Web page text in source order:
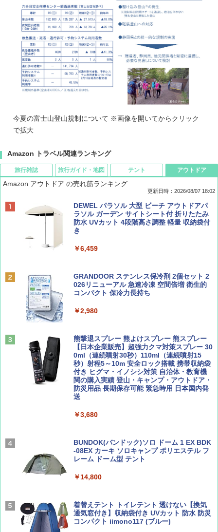
今夏の富士山登山規制について ※画像を開いてからクリック
で拡大
Amazon トラベル関連ランキング
旅行雑誌
ディズニーファン ２０２６年 ９月号 [雑
誌] (ＤＩＳＮＥＹ ＦＡＮ)
￥713
SOTO ミニマル"旅"財布 ランダム2種】
￥1,500
￥1,540
Coyote No.89 特集 星野道夫 夢見る旅
AIRLINE（エアライン）2026年9月号【特
集】ボーイング110周年を祝して！
￥1,760
旅行ガイド・地図
僕が見た未来【完全版】
￥0
力的な町 2026～2027 地球の歩き方D アジア
￥2,079
球の歩き方A ヨーロッパ
￥2,479
地球の歩き方 スター・ウォーズ
A26 地球の歩き方 チェコ ポーランド スロヴ
ァキア 2026～2027 地球の歩き方A ヨーロッ
テント
[キャンパーズコレクション 山善] ポップアッ
プテント 傘みたいに広げて畳める パッとサ
ッとサンシェード キューブ フルクローズ メ
ッシュ 簡単設置 ワンタッチテント キャンプ
PYKES PEAK (パイクスピーク) 着替えテン
ト プライバシー テント 【中が透けない】 1
ーチ ピクニック ポップアップテント 携帯 簡
￥4,980
ENDLESS BASE 《めざましテレビで紹介》
テント ワンタッチ RENEW 幅200 2-3人用 43
500002(88859)
￥5,999
ーティング フルクローズ メッシュ 3-4人用
簡単設置 ポップアップテント エクルベージ
ュ(BC仕様) PATC-150B(EB)
￥9,990
[キャンパーズコレクション 山善] 傘みたいに
広げるだけ パッとサッとテント キューブワ
イド ブラックコーティング フルクローズ メ
アウトドア
Amazon アウトドア の売れ筋ランキング
更新日時：2026/08/07 18:02
DEWEL パラソル 大型 ビーチ アウトドアパ
ラソル ガーデン サイトシート付 折りたたみ
防水 UVカット 4段階高さ調整 軽量 収納袋付
き
￥6,459
GRANDOOR ステンレス保冷剤 2個セット 2
026リニューアル 急速冷凍 空間倍増 衛生的
コンパクト 保冷力長持ち
￥2,980
熊撃退スプレー 熊よけスプレー 熊スプレー
【日本企業販売】超強力クマ対策スプレー 30
0ml（連続噴射30秒）110ml（連続噴射15
秒）射程5～10m 安全ロック搭載 携帯収納袋
付き ヒグマ・イノシシ対策 自治体・教育機
関の購入実績 登山・キャンプ・アウトドア・
防災用品 長期保存可能 緊急時用 日本国内発
送
￥3,680
BUNDOK(バンドック)ソロ ドーム 1 EX BDK
-08EX カーキ ソロキャンプ ポリエステル フ
レーム ドーム型 テント
￥14,800
着替えテント トイレテント 透けない【換気
通気窓付き】収納袋付き UVカット 防水 防災
コンパクト iimono117 (ブルー)